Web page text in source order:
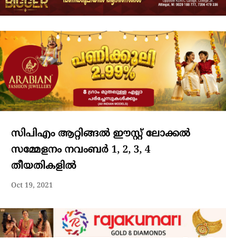
സിപിഎം ആറ്റിങ്ങൽ ഈസ്റ്റ് ലോക്കൽ
സമ്മേളനം നവംബർ 1, 2, 3, 4
തീയതികളിൽ
Oct 19, 2021